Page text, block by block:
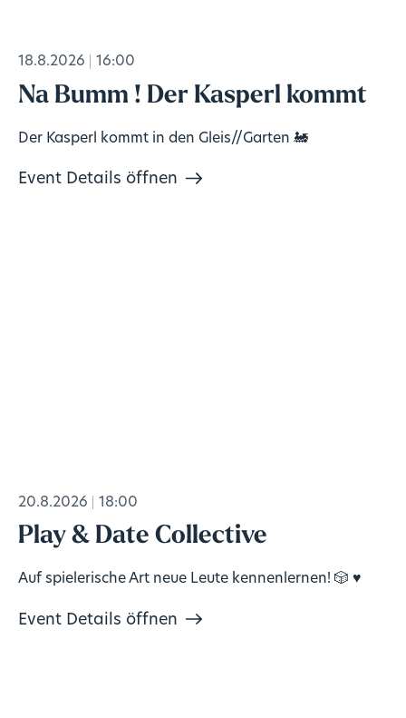
18.8.2026 16:00
Na Bumm ! Der Kasperl kommt
Der Kasperl kommt in den Gleis//Garten 🚂
Event Details öffnen
20.8.2026 18:00
Play & Date Collective
Auf spielerische Art neue Leute kennenlernen! 🎲 ♥️
Event Details öffnen